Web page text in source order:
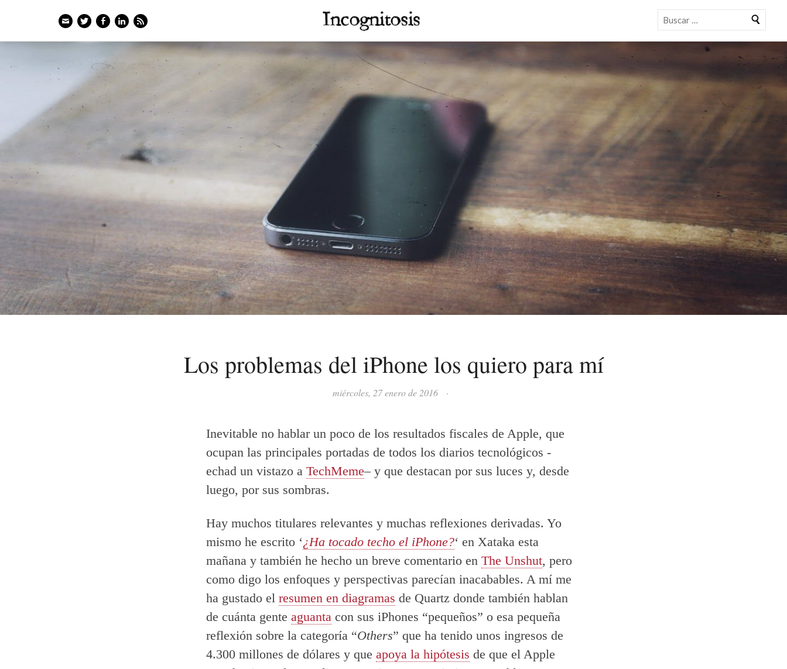
EmailTwitterFacebook
LinkedIn
Feed Buscar
Los problemas del iPhone los quiero para mí
miércoles, 27 enero de 2016 ·
Inevitable no hablar un poco de los resultados fiscales de Apple, que
ocupan las principales portadas de todos los diarios tecnológicos -
echad un vistazo a TechMeme– y que destacan por sus luces y, desde
luego, por sus sombras.
Hay muchos titulares relevantes y muchas reflexiones derivadas. Yo
mismo he escrito ‘¿Ha tocado techo el iPhone?‘ en Xataka esta
mañana y también he hecho un breve comentario en The Unshut, pero
como digo los enfoques y perspectivas parecían inacabables. A mí me
ha gustado el resumen en diagramas de Quartz donde también hablan
de cuánta gente aguanta con sus iPhones “pequeños” o esa pequeña
reflexión sobre la categoría “Others” que ha tenido unos ingresos de
4.300 millones de dólares y que apoya la hipótesis de que el Apple